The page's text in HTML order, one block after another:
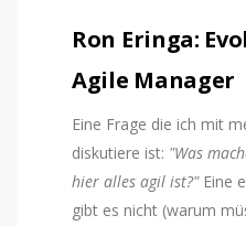
Ron Eringa:
Agile Manager
Eine Frage die ich mit
diskutiere ist: "Was
hier alles agil ist?"Eine
gibt es nicht (warum